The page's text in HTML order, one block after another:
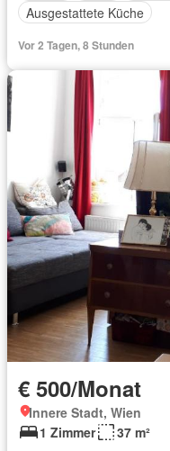
Ausgestattete Küche
Vor 2 Tagen, 8 Stunden
€ 500/Monat
Innere Stadt, Wien
1 Zimmer
37 m²